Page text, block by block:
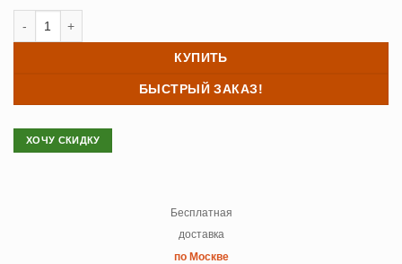
КУПИТЬ
БЫСТРЫЙ ЗАКАЗ!
ХОЧУ СКИДКУ
Бесплатная
доставка
по Москве